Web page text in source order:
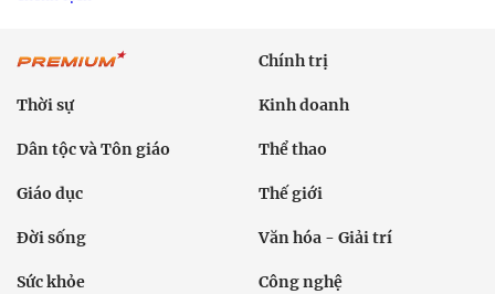
Chính trị
Thời sự Kinh doanh
Dân tộc và Tôn giáo Thể thao
Giáo dục Thế giới
Đời sống Văn hóa - Giải trí
Sức khỏe Công nghệ